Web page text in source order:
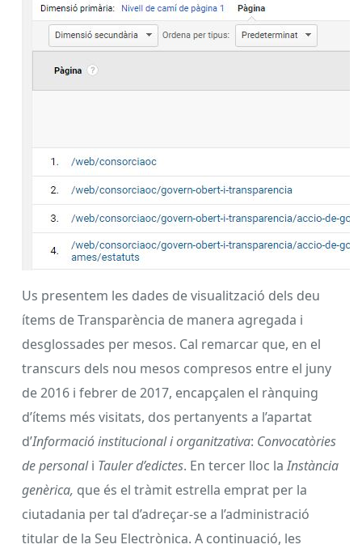
Us presentem les dades de visualització dels deu
ítems de Transparència de manera agregada i
desglossades per mesos. Cal remarcar que, en el
transcurs dels nou mesos compresos entre el juny
de 2016 i febrer de 2017, encapçalen el rànquing
d’ítems més visitats, dos pertanyents a l’apartat
d’Informació institucional i organitzativa: Convocatòries
de personali Tauler d’edictes. En tercer lloc laInstància
genèrica, que és el tràmit estrella emprat per la
ciutadania per tal d’adreçar-se a l’administració
titular de la Seu Electrònica. A continuació, les